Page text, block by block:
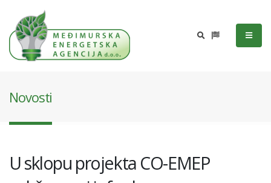
Novosti
U sklopu projekta CO-EMEP